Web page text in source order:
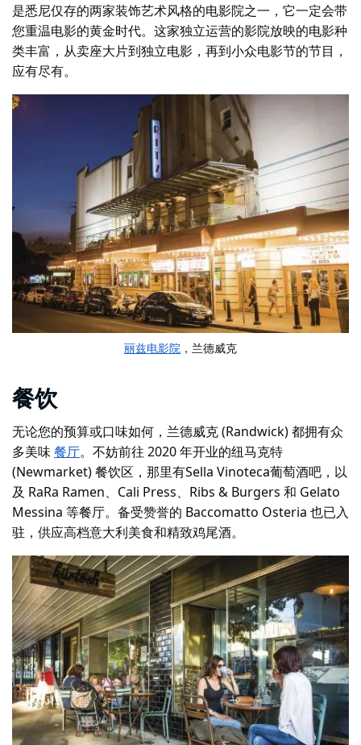
是悉尼仅存的两家装饰艺术风格的电影院之一，它一定会带
您重温电影的黄金时代。这家独立运营的影院放映的电影种
类丰富，从卖座大片到独立电影，再到小众电影节的节目，
应有尽有。
丽兹电影院 ，兰德威克
餐饮
无论您的预算或口味如何，兰德威克 (Randwick) 都拥有众
多美味餐厅。不妨前往 2020 年开业的纽马克特
(Newmarket) 餐饮区，那里有Sella Vinoteca葡萄酒吧，以
及 RaRa Ramen、Cali Press、Ribs & Burgers 和 Gelato
Messina 等餐厅。备受赞誉的 Baccomatto Osteria 也已入
驻，供应高档意大利美食和精致鸡尾酒。